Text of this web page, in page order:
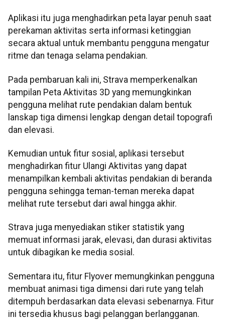
Aplikasi itu juga menghadirkan peta layar penuh saat
perekaman aktivitas serta informasi ketinggian
secara aktual untuk membantu pengguna mengatur
ritme dan tenaga selama pendakian.
Pada pembaruan kali ini, Strava memperkenalkan
tampilan Peta Aktivitas 3D yang memungkinkan
pengguna melihat rute pendakian dalam bentuk
lanskap tiga dimensi lengkap dengan detail topografi
dan elevasi.
Kemudian untuk fitur sosial, aplikasi tersebut
menghadirkan fitur Ulangi Aktivitas yang dapat
menampilkan kembali aktivitas pendakian di beranda
pengguna sehingga teman-teman mereka dapat
melihat rute tersebut dari awal hingga akhir.
Strava juga menyediakan stiker statistik yang
memuat informasi jarak, elevasi, dan durasi aktivitas
untuk dibagikan ke media sosial.
Sementara itu, fitur Flyover memungkinkan pengguna
membuat animasi tiga dimensi dari rute yang telah
ditempuh berdasarkan data elevasi sebenarnya. Fitur
ini tersedia khusus bagi pelanggan berlangganan.